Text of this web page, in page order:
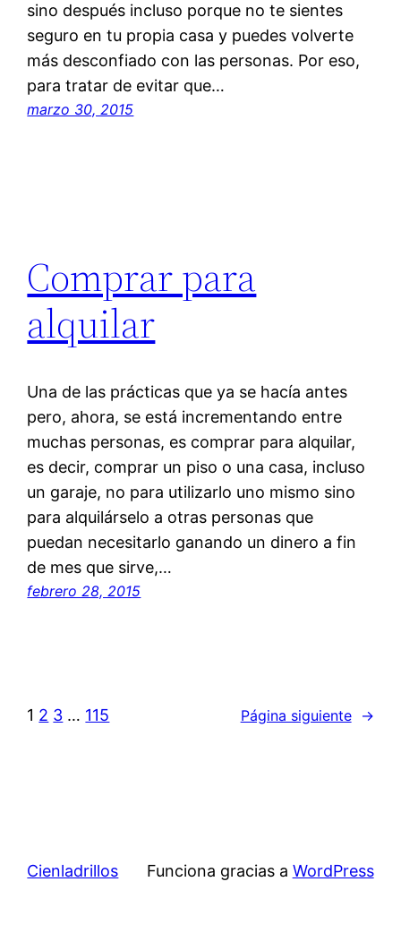
sino después incluso porque no te sientes
seguro en tu propia casa y puedes volverte
más desconfiado con las personas. Por eso,
para tratar de evitar que…
marzo 30, 2015
Comprar para
alquilar
Una de las prácticas que ya se hacía antes
pero, ahora, se está incrementando entre
muchas personas, es comprar para alquilar,
es decir, comprar un piso o una casa, incluso
un garaje, no para utilizarlo uno mismo sino
para alquilárselo a otras personas que
puedan necesitarlo ganando un dinero a fin
de mes que sirve,…
febrero 28, 2015
1 2 3 … 115 Página siguiente →
Cienladrillos Funciona gracias a WordPress